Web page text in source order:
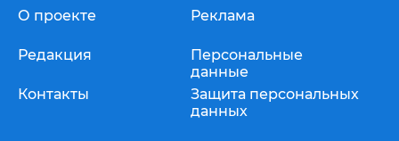
О проекте
Редакция
Контакты
Реклама
Персональные
данные
Защита персональных
данных